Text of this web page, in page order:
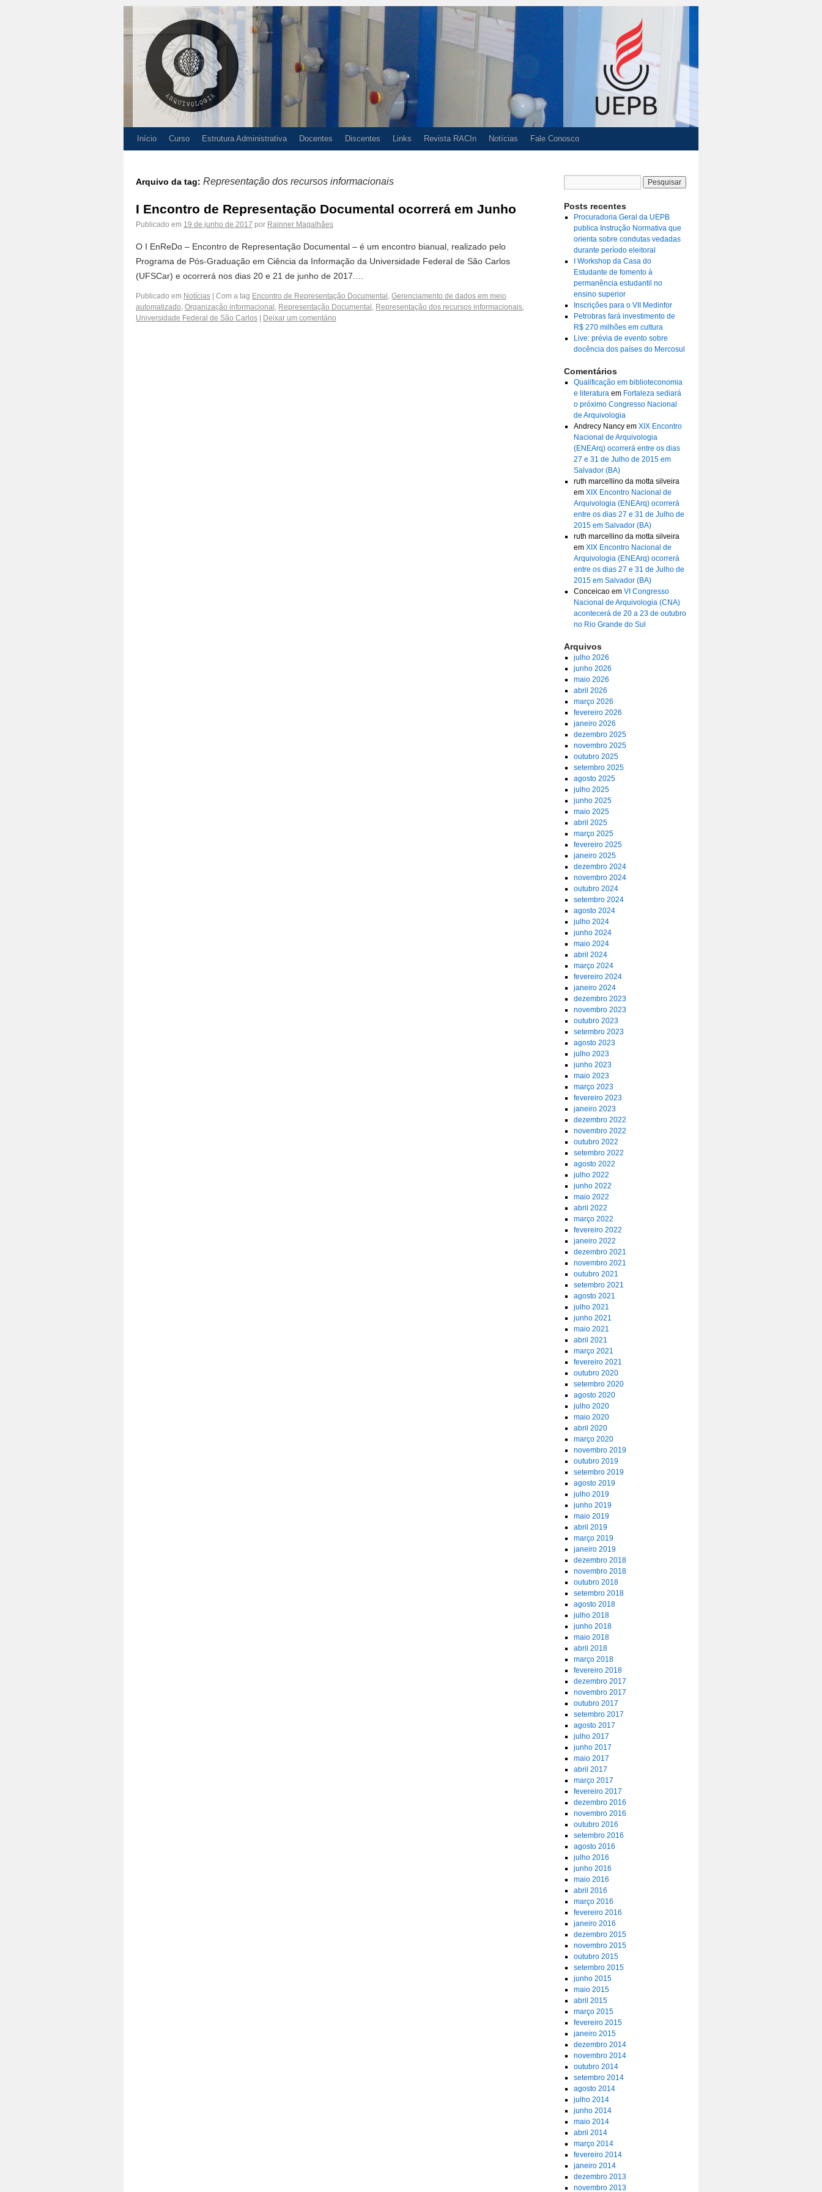
Início Curso Estrutura Administrativa Docentes Discentes Links Revista RACIn Notícias Fale Conosco
Arquivo da tag: Representação dos recursos informacionais
I Encontro de Representação Documental ocorrerá em Junho
Publicado em 19 de junho de 2017 por Rainner Magalhães
O I EnReDo – Encontro de Representação Documental – é um encontro bianual, realizado pelo
Programa de Pós-Graduação em Ciência da Informação da Universidade Federal de São Carlos
(UFSCar) e ocorrerá nos dias 20 e 21 de junho de 2017.…
Publicado em Notícias Com a tag Encontro de Representação Documental , Gerenciamento de dados em meio
automatizado, Organização informacional , Representação Documental , Representação dos recursos informacionais,
Universidade Federal de São Carlos
Deixar um comentário
Posts recentes
Procuradoria Geral da UEPB
publica Instrução Normativa que
orienta sobre condutas vedadas
durante período eleitoral
I Workshop da Casa do
Estudante de fomento à
permanência estudantil no
ensino superior
Inscrições para o VII Medinfor
Petrobras fará investimento de
R$ 270 milhões em cultura
Live: prévia de evento sobre
docência dos países do Mercosul
Comentários
Qualificação em biblioteconomia
e literaturaem Fortaleza sediará
o próximo Congresso Nacional
de Arquivologia
Andrecy Nancyem XIX Encontro
Nacional de Arquivologia
(ENEArq) ocorrerá entre os dias
27 e 31 de Julho de 2015 em
Salvador (BA)
ruth marcellino da motta silveira
em XIX Encontro Nacional de
Arquivologia (ENEArq) ocorrerá
entre os dias 27 e 31 de Julho de
2015 em Salvador (BA)
ruth marcellino da motta silveira
em XIX Encontro Nacional de
Arquivologia (ENEArq) ocorrerá
entre os dias 27 e 31 de Julho de
2015 em Salvador (BA)
Conceicaoem VI Congresso
Nacional de Arquivologia (CNA)
acontecerá de 20 a 23 de outubro
no Rio Grande do Sul
Arquivos
julho 2026
junho 2026
maio 2026
abril 2026
março 2026
fevereiro 2026
janeiro 2026
dezembro 2025
novembro 2025
outubro 2025
setembro 2025
agosto 2025
julho 2025
junho 2025
maio 2025
abril 2025
março 2025
fevereiro 2025
janeiro 2025
dezembro 2024
novembro 2024
outubro 2024
setembro 2024
agosto 2024
julho 2024
junho 2024
maio 2024
abril 2024
março 2024
fevereiro 2024
janeiro 2024
dezembro 2023
novembro 2023
outubro 2023
setembro 2023
agosto 2023
julho 2023
junho 2023
maio 2023
março 2023
fevereiro 2023
janeiro 2023
dezembro 2022
novembro 2022
outubro 2022
setembro 2022
agosto 2022
julho 2022
junho 2022
maio 2022
abril 2022
março 2022
fevereiro 2022
janeiro 2022
dezembro 2021
novembro 2021
outubro 2021
setembro 2021
agosto 2021
julho 2021
junho 2021
maio 2021
abril 2021
março 2021
fevereiro 2021
outubro 2020
setembro 2020
agosto 2020
julho 2020
maio 2020
abril 2020
março 2020
novembro 2019
outubro 2019
setembro 2019
agosto 2019
julho 2019
junho 2019
maio 2019
abril 2019
março 2019
janeiro 2019
dezembro 2018
novembro 2018
outubro 2018
setembro 2018
agosto 2018
julho 2018
junho 2018
maio 2018
abril 2018
março 2018
fevereiro 2018
dezembro 2017
novembro 2017
outubro 2017
setembro 2017
agosto 2017
julho 2017
junho 2017
maio 2017
abril 2017
março 2017
fevereiro 2017
dezembro 2016
novembro 2016
outubro 2016
setembro 2016
agosto 2016
julho 2016
junho 2016
maio 2016
abril 2016
março 2016
fevereiro 2016
janeiro 2016
dezembro 2015
novembro 2015
outubro 2015
setembro 2015
junho 2015
maio 2015
abril 2015
março 2015
fevereiro 2015
janeiro 2015
dezembro 2014
novembro 2014
outubro 2014
setembro 2014
agosto 2014
julho 2014
junho 2014
maio 2014
abril 2014
março 2014
fevereiro 2014
janeiro 2014
dezembro 2013
novembro 2013